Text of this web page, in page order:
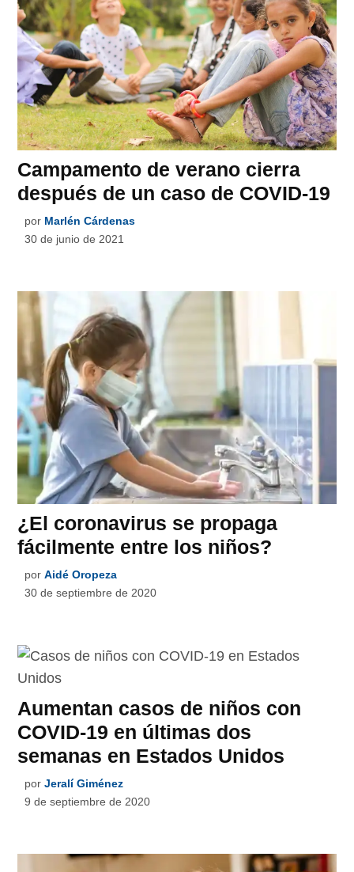
Campamento de verano cierra
después de un caso de COVID-19
por Marlén Cárdenas
30 de junio de 2021
¿El coronavirus se propaga
fácilmente entre los niños?
por Aidé Oropeza
30 de septiembre de 2020
Aumentan casos de niños con
COVID-19 en últimas dos
semanas en Estados Unidos
por Jeralí Giménez
9 de septiembre de 2020